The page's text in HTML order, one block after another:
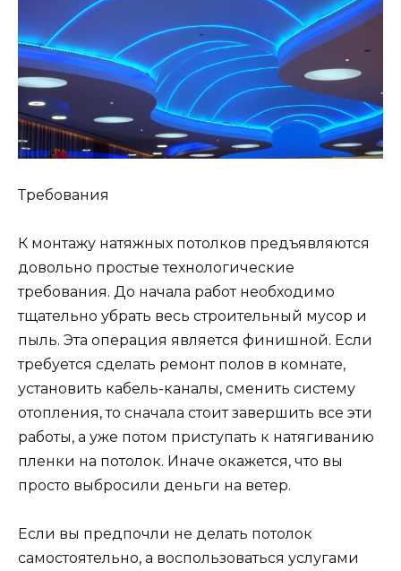
Требования
К монтажу натяжных потолков предъявляются
довольно простые технологические
требования. До начала работ необходимо
тщательно убрать весь строительный мусор и
пыль. Эта операция является финишной. Если
требуется сделать ремонт полов в комнате,
установить кабель-каналы, сменить систему
отопления, то сначала стоит завершить все эти
работы, а уже потом приступать к натягиванию
пленки на потолок. Иначе окажется, что вы
просто выбросили деньги на ветер.
Если вы предпочли не делать потолок
самостоятельно, а воспользоваться услугами